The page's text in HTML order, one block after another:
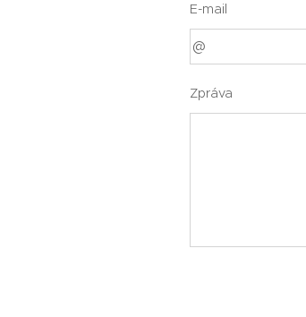
E-mail
Zpráva